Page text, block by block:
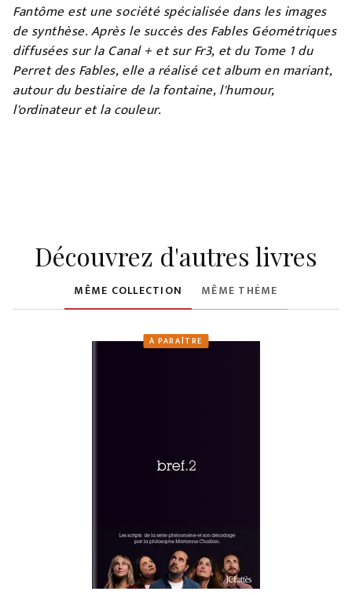
Fantôme est une société spécialisée dans les images
de synthèse. Après le succès des Fables Géométriques
diffusées sur la Canal + et sur Fr3, et du Tome 1 du
Perret des Fables, elle a réalisé cet album en mariant,
autour du bestiaire de la fontaine, l'humour,
l'ordinateur et la couleur.
Découvrez d'autres livres
MÊME COLLECTION MÊME THÈME
À PARAÎTRE